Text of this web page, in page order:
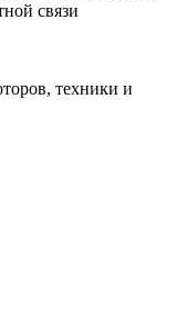
связи
техники и